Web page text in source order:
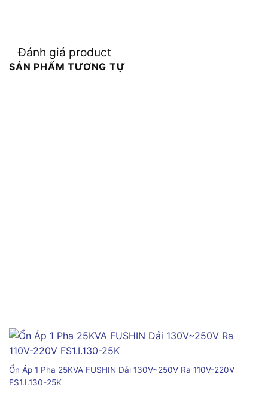
Đánh giá product
SẢN PHẨM TƯƠNG TỰ
Ổn Áp 1 Pha 25KVA FUSHIN Dải 130V~250V Ra 110V-220V
FS1.I.130-25K